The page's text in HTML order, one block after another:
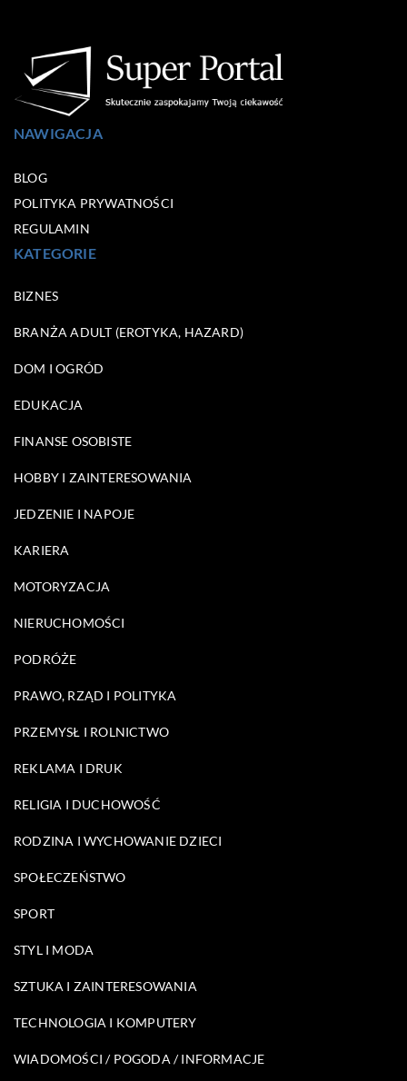
NAWIGACJA
BLOG
POLITYKA PRYWATNOŚCI
REGULAMIN
KATEGORIE
BIZNES
BRANŻA ADULT (EROTYKA, HAZARD)
DOM I OGRÓD
EDUKACJA
FINANSE OSOBISTE
HOBBY I ZAINTERESOWANIA
JEDZENIE I NAPOJE
KARIERA
MOTORYZACJA
NIERUCHOMOŚCI
PODRÓŻE
PRAWO, RZĄD I POLITYKA
PRZEMYSŁ I ROLNICTWO
REKLAMA I DRUK
RELIGIA I DUCHOWOŚĆ
RODZINA I WYCHOWANIE DZIECI
SPOŁECZEŃSTWO
SPORT
STYL I MODA
SZTUKA I ZAINTERESOWANIA
TECHNOLOGIA I KOMPUTERY
WIADOMOŚCI / POGODA / INFORMACJE